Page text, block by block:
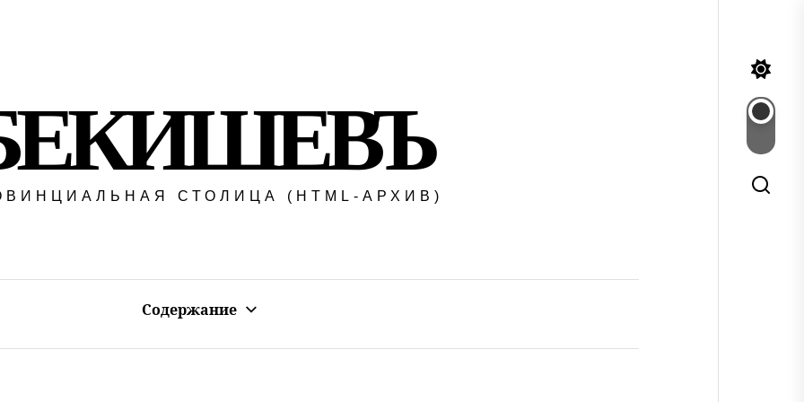
СТОЛИЦА (HTML-АРХИВ)
Содержание